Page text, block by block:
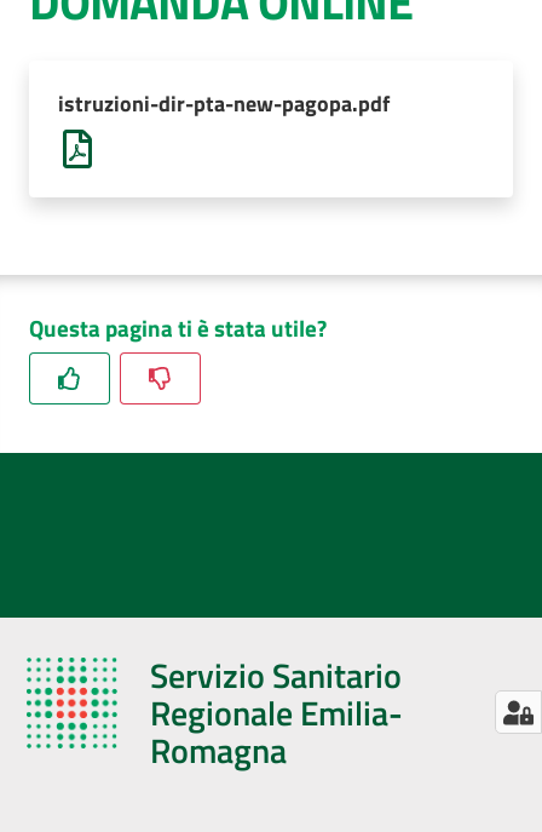
istruzioni-dir-pta-new-pagopa.pdf
Questa pagina ti è stata utile?
Servizio Sanitario
Regionale Emilia-
Romagna